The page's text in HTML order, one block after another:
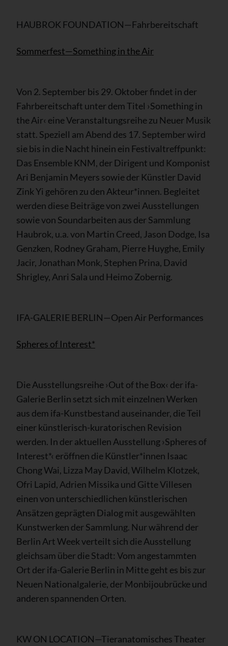
HAUBROK FOUNDATION—Fahrbereitschaft
Sommerfest—Something in the Air
Von 2. September bis 29. Oktober findet in der
Fahrbereitschaft unter dem Titel ›Something in
the Air‹ eine Veranstaltungsreihe zu Neuer Musik
statt. Speziell am Abend des 17. September wird
sie bis in die Nacht hinein ein Festivaltreffpunkt:
Das Ensemble KNM, der Dirigent und Komponist
Ari Benjamin Meyers sowie der Künstler David
Zink Yi gehören zu den Akteur*innen. Begleitet
werden diese Beiträge von zwei Ausstellungen
sowie von Soundarbeiten aus der Sammlung
Haubrok, u.a. von Martin Creed, Jason Dodge, Isa
Genzken, Rodney Graham, Pierre Huyghe, Emily
Jacir, Jonathan Monk, Stephen Prina, David
Shrigley, Anri Sala und Heimo Zobernig.
IFA-GALERIE BERLIN—Open Air Performances
Spheres of Interest*
Die Ausstellungsreihe ›Out of the Box‹ der ifa-
Galerie Berlin setzt sich mit einzelnen Werken
aus dem ifa-Kunstbestand auseinander, die Teil
einer künstlerisch-kuratorischen Revision
werden. In der aktuellen Ausstellung ›Spheres of
Interest*‹ eröffnen die Künstler*innen Isaac
Chong Wai, Lizza May David, Wilhelm Klotzek,
Ofri Lapid, Adrien Missika und Gitte Villesen
einen von unterschiedlichen künstlerischen
Ansätzen geprägten Dialog mit ausgewählten
Kunstwerken der Sammlung. Nur während der
Berlin Art Week verteilt sich die Ausstellung
gleichsam über die Stadt: Vom angestammten
Ort der ifa-Galerie Berlin in Mitte geht es bis zur
Neuen Nationalgalerie, der Monbijoubrücke und
anderen spannenden Orten.
KW ON LOCATION—Tieranatomisches Theater